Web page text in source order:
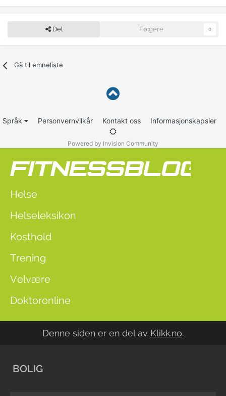
Del Følgere 0
Gå til emneliste
Språk Personvernvilkår Kontakt oss Informasjonskapsler
Powered by Invision Community
Helse
Helseleksikon
Kosthold
Trening
Velvære
Doktoronline
Denne siden er en del av Klikk.no.
BOLIG